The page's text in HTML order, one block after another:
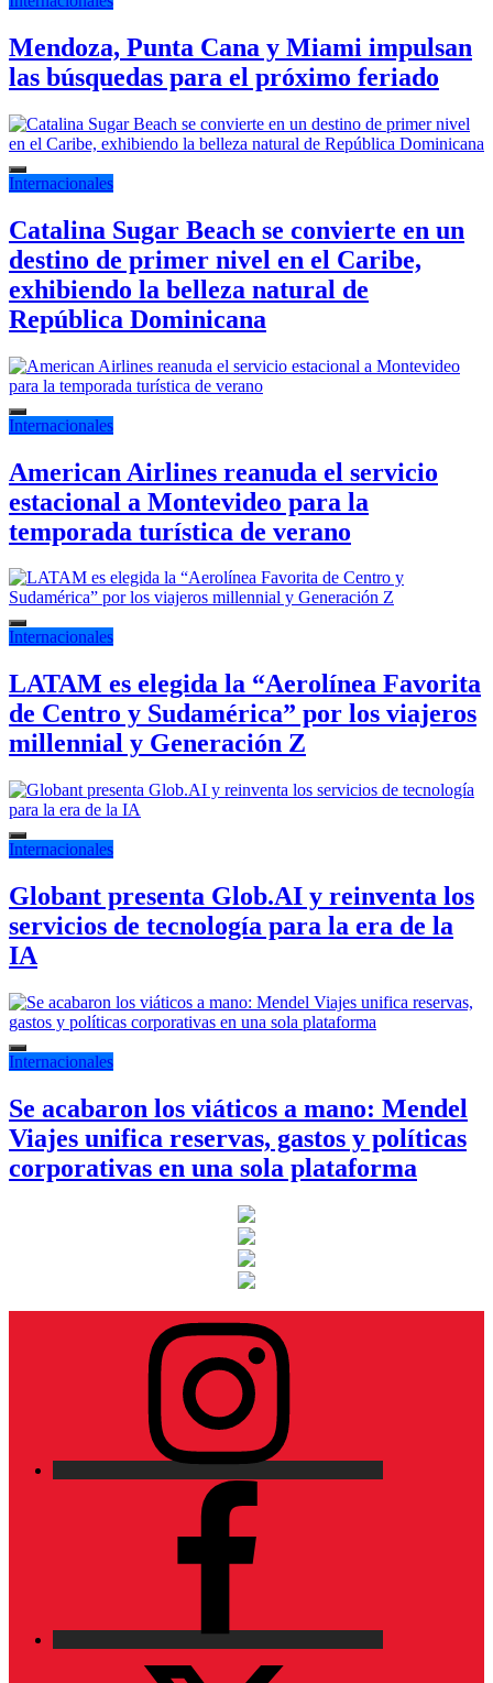
Mendoza, Punta Cana y Miami impulsan
las búsquedas para el próximo feriado
Internacionales
Catalina Sugar Beach se convierte en un
destino de primer nivel en el Caribe,
exhibiendo la belleza natural de
República Dominicana
Internacionales
American Airlines reanuda el servicio
estacional a Montevideo para la
temporada turística de verano
Internacionales
LATAM es elegida la “Aerolínea Favorita
de Centro y Sudamérica” por los viajeros
millennial y Generación Z
Internacionales
Globant presenta Glob.AI y reinventa los
servicios de tecnología para la era de la
IA
Internacionales
Se acabaron los viáticos a mano: Mendel
Viajes unifica reservas, gastos y políticas
corporativas en una sola plataforma